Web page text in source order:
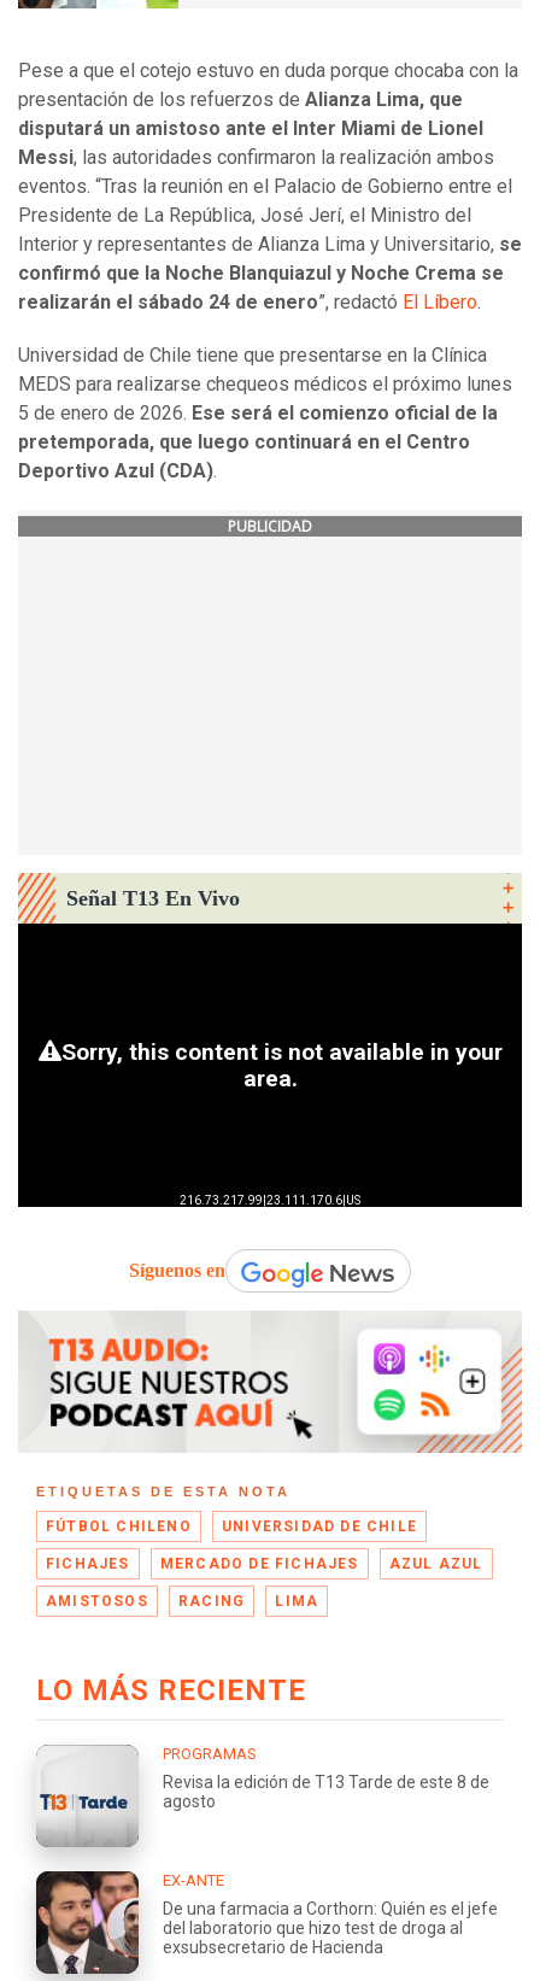
Pese a que el cotejo estuvo en duda porque chocaba con la
presentación de los refuerzos de Alianza Lima, que
disputará un amistoso ante el Inter Miami de Lionel
Messi, las autoridades confirmaron la realización ambos
eventos. “Tras la reunión en el Palacio de Gobierno entre el
Presidente de La República, José Jerí, el Ministro del
Interior y representantes de Alianza Lima y Universitario, se
confirmó que la Noche Blanquiazul y Noche Crema se
realizarán el sábado 24 de enero”, redactó El Líbero.
Universidad de Chile tiene que presentarse en la Clínica
MEDS para realizarse chequeos médicos el próximo lunes
5 de enero de 2026. Ese será el comienzo oficial de la
pretemporada, que luego continuará en el Centro
Deportivo Azul (CDA).
PUBLICIDAD
Señal T13 En Vivo
Síguenos en
ETIQUETAS DE ESTA NOTA
FÚTBOL CHILENO UNIVERSIDAD DE CHILE
FICHAJES MERCADO DE FICHAJES AZUL AZUL
AMISTOSOS RACING LIMA
LO MÁS RECIENTE
PROGRAMAS
Revisa la edición de T13 Tarde de este 8 de
agosto
EX-ANTE
De una farmacia a Corthorn: Quién es el jefe
del laboratorio que hizo test de droga al
exsubsecretario de Hacienda